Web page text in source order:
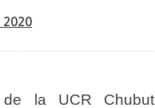
de la UCR Chubut